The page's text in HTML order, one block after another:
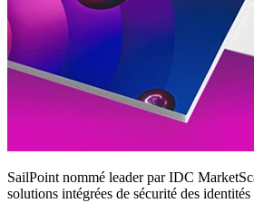
SailPoint nommé leader par IDC
solutions intégrées de sécurité des identités